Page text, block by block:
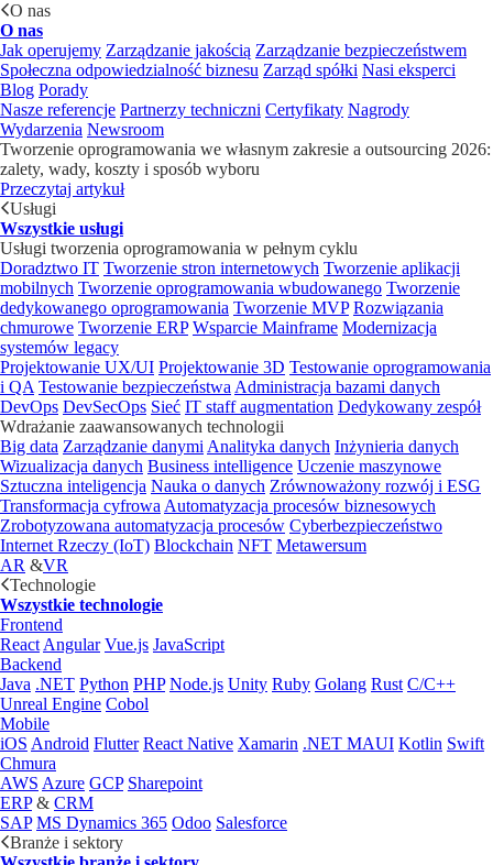
O nas
O nas
Jak operujemy Zarządzanie jakością Zarządzanie bezpieczeństwem
Społeczna odpowiedzialność biznesu Zarząd spółki Nasi eksperci
Blog Porady
Nasze referencje Partnerzy techniczni Certyfikaty Nagrody
Wydarzenia Newsroom
Tworzenie oprogramowania we własnym zakresie a outsourcing 2026:
zalety, wady, koszty i sposób wyboru
Przeczytaj artykuł
Usługi
Wszystkie usługi
Usługi tworzenia oprogramowania w pełnym cyklu
Doradztwo IT Tworzenie stron internetowych Tworzenie aplikacji
mobilnych Tworzenie oprogramowania wbudowanego Tworzenie
dedykowanego oprogramowania Tworzenie MVP Rozwiązania
chmurowe Tworzenie ERP Wsparcie Mainframe Modernizacja
systemów legacy
Projektowanie UX/UI Projektowanie 3D Testowanie oprogramowania
i QA Testowanie bezpieczeństwa Administracja bazami danych
DevOps DevSecOps Sieć IT staff augmentation Dedykowany zespół
Wdrażanie zaawansowanych technologii
Big data Zarządzanie danymi Analityka danych Inżynieria danych
Wizualizacja danych Business intelligence Uczenie maszynowe
Sztuczna inteligencja Nauka o danych Zrównoważony rozwój i ESG
Transformacja cyfrowa Automatyzacja procesów biznesowych
Zrobotyzowana automatyzacja procesów Cyberbezpieczeństwo
Internet Rzeczy (IoT) Blockchain NFT Metawersum
AR &VR
Technologie
Wszystkie technologie
Frontend
React Angular Vue.js JavaScript
Backend
Java .NET Python PHP Node.js Unity Ruby Golang Rust C/C++
Unreal Engine Cobol
Mobile
iOS Android Flutter React Native Xamarin .NET MAUI Kotlin Swift
Chmura
AWS Azure GCP Sharepoint
ERP& CRM
SAP MS Dynamics 365 Odoo Salesforce
Branże i sektory